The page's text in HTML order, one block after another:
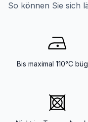
So können Sie sich
Bis maximal 110°C